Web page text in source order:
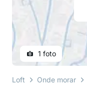
1 foto
Loft Onde morar